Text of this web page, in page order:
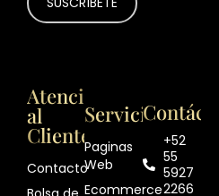
Atención
al
Cliente
Contacto
Servicios
Paginas
Web
Ecommerce
+52
55
5927
2266